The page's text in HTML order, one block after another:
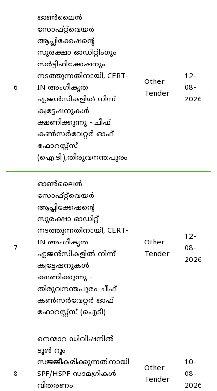
6
ഓൺലൈൻ
സോഫ്റ്റ്‌വെയർ
ആപ്ലിക്കേഷന്റെ
സുരക്ഷാ ഓഡിറ്റിംഗും
സർട്ടിഫിക്കേഷനും
നടത്തുന്നതിനായി, CERT-
IN അംഗീകൃത
ഏജൻസികളിൽ നിന്ന്
ക്വട്ടേഷനുകൾ
ക്ഷണിക്കുന്നു - ചീഫ്
കൺസർവേറ്റർ ഓഫ്
ഫോറസ്റ്റ്സ്
(ഐ.ടി.),തിരുവനന്തപുരം
Other
Tender
12-
08-
2026
7
ഓൺലൈൻ
സോഫ്റ്റ്‌വെയർ
ആപ്ലിക്കേഷന്റെ
സുരക്ഷാ ഓഡിറ്റ്
നടത്തുന്നതിനായി, CERT-
IN അംഗീകൃത
ഏജൻസികളിൽ നിന്ന്
ക്വട്ടേഷനുകൾ
ക്ഷണിക്കുന്നു -
തിരുവനന്തപുരം ചീഫ്
കൺസർവേറ്റർ ഓഫ്
ഫോറസ്റ്റ്സ് (ഐടി)
Other
Tender
12-
08-
2026
8
നെന്മാറ ഡിവിഷനിൽ
ടൂൾ റൂം
സജ്ജീകരിക്കുന്നതിനായി
SPF/HSPF സാമഗ്രികൾ
വിതരണം
Other
Tender
10-
08-
2026